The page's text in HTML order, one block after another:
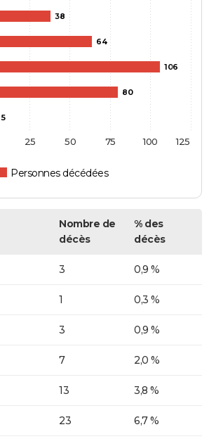
38
64
106
80
5
Personnes décédées
100
25 50 75 125
Nombre de
décès
% des
décès
3 0,9 %
1 0,3 %
3 0,9 %
7 2,0 %
13 3,8 %
23 6,7 %